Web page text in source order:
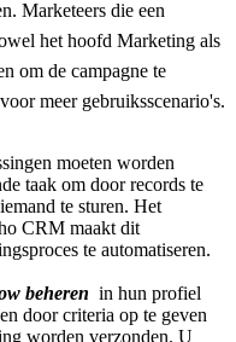
Marketeers die een
het hoofd Marketing als
om de campagne te
voor meer gebruiksscenario's.
moeten worden
taak om door records te
te sturen. Het
CRM maakt dit
te automatiseren.
beheren in hun profiel
door criteria op te geven
worden verzonden. U